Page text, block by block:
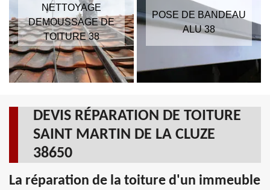
NETTOYAGE
DEMOUSSAGE DE
TOITURE 38
POSE DE BANDEAU
ALU 38
DEVIS RÉPARATION DE TOITURE
SAINT MARTIN DE LA CLUZE
38650
La réparation de la toiture d'un immeuble